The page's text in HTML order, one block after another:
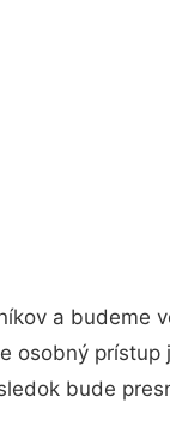
a budeme
osobný prístup
bude